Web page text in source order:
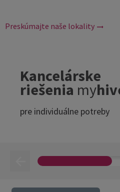
Preskúmajte naše lokality
Kancelárske
riešenia my
pre individuálne potreby